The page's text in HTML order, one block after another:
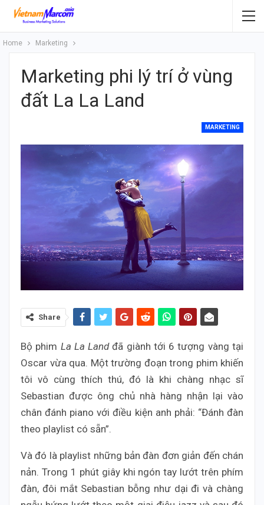
Home Marketing
Marketing phi lý trí ở vùng
đất La La Land
MARKETING
Share
Bộ phim La La Landđã giành tới 6 tượng vàng tại
Oscar vừa qua. Một trường đoạn trong phim khiến
tôi vô cùng thích thú, đó là khi chàng nhạc sĩ
Sebastian được ông chủ nhà hàng nhận lại vào
chân đánh piano với điều kiện anh phải: “Đánh đàn
theo playlist có sẵn”.
Và đó là playlist những bản đàn đơn giản đến chán
nản. Trong 1 phút giây khi ngón tay lướt trên phím
đàn, đôi mắt Sebastian bỗng như dại đi và chàng